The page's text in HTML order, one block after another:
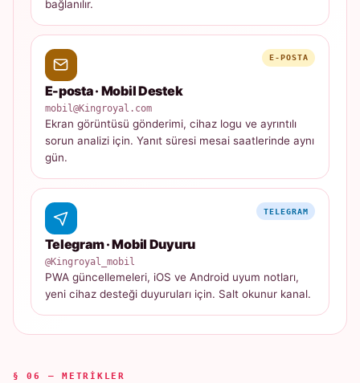
bağlanılır.
E-POSTA
E-posta · Mobil Destek
mobil@Kingroyal.com
Ekran görüntüsü gönderimi, cihaz logu ve ayrıntılı
sorun analizi için. Yanıt süresi mesai saatlerinde aynı
gün.
TELEGRAM
Telegram · Mobil Duyuru
@Kingroyal_mobil
PWA güncellemeleri, iOS ve Android uyum notları,
yeni cihaz desteği duyuruları için. Salt okunur kanal.
§ 06 — METRIKLER